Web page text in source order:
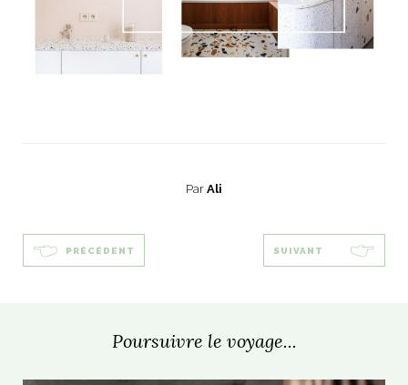
Par Ali
PRÉCÉDENT SUIVANT
Poursuivre le voyage...